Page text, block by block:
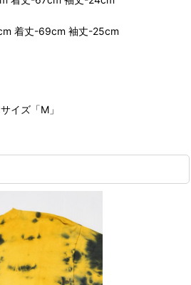
着丈-69cm 袖丈-25cm
イズ「M」